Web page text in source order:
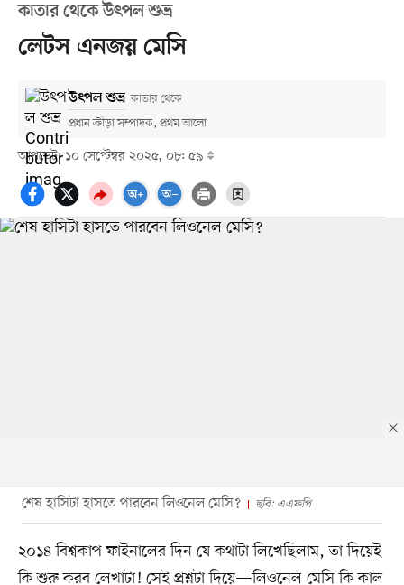
কাতার থেকে উৎপল শুভ্র
লেটস এনজয় মেসি
উৎপল শুভ্র কাতার থেকে
প্রধান ক্রীড়া সম্পাদক, প্রথম আলো
আপডেট: ১০ সেপ্টেম্বর ২০২৫, ০৮: ৫৯
শেষ হাসিটা হাসতে পারবেন লিওনেল মেসি? ছবি: এএফপি
২০১৪ বিশ্বকাপ ফাইনালের দিন যে কথাটা লিখেছিলাম, তা দিয়েই
কি শুরু করব লেখাটা! সেই প্রশ্নটা দিয়ে—লিওনেল মেসি কি কাল